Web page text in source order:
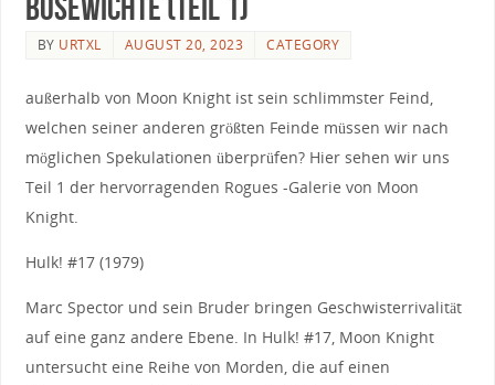
BY URTXL AUGUST 20, 2023 CATEGORY
außerhalb von Moon Knight ist sein schlimmster Feind,
welchen seiner anderen größten Feinde müssen wir nach
möglichen Spekulationen überprüfen? Hier sehen wir uns
Teil 1 der hervorragenden Rogues -Galerie von Moon
Knight.
Hulk! #17 (1979)
Marc Spector und sein Bruder bringen Geschwisterrivalität
auf eine ganz andere Ebene. In Hulk! #17, Moon Knight
untersucht eine Reihe von Morden, die auf einen